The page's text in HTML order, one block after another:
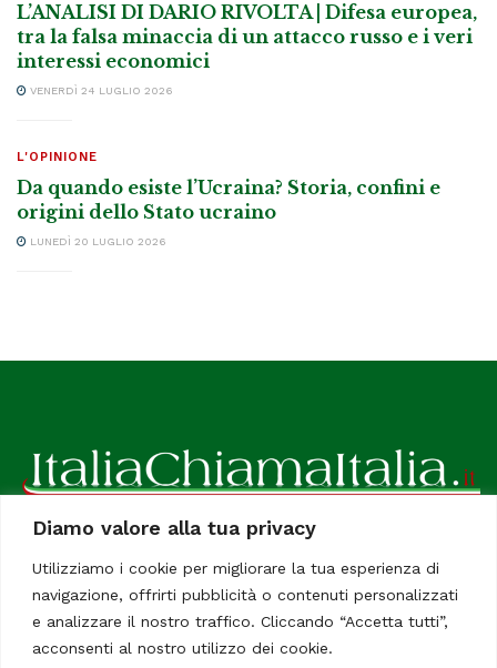
Diamo valore alla tua privacy
Utilizziamo i cookie per migliorare la tua esperienza di
navigazione, offrirti pubblicità o contenuti personalizzati
e analizzare il nostro traffico. Cliccando “Accetta tutti”,
acconsenti al nostro utilizzo dei cookie.
L’ANALISI DI DARIO RIVOLTA | Difesa europea,
tra la falsa minaccia di un attacco russo e i veri
interessi economici
VENERDÌ 24 LUGLIO 2026
L'OPINIONE
Da quando esiste l’Ucraina? Storia, confini e
origini dello Stato ucraino
LUNEDÌ 20 LUGLIO 2026
ItaliaChiamaItalia, il TUO quotidiano online preferito.
Dedicato in particolare a tutti gli italiani residenti all'estero.
Tutti i diritti sono riservati. Quotidiano online indipendente